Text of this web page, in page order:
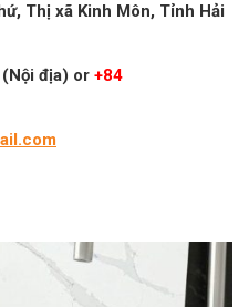
Thị xã Kinh Môn, Tỉnh Hải
(Nội địa) or +84